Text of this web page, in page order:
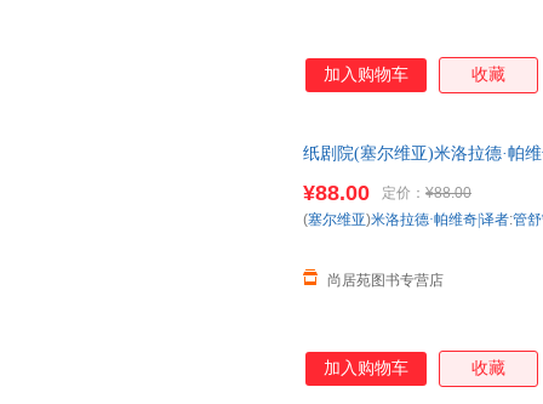
加入购物车 收藏
纸剧院(塞尔维亚)米洛拉德·帕
¥88.00 定价： ¥88.00
尚居苑图书专营店
(塞尔维亚)米洛拉德·帕维奇|译者:管
加入购物车 收藏